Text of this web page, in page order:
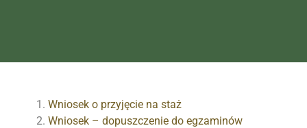
Wniosek o przyjęcie na staż
Wniosek – dopuszczenie do egzaminów